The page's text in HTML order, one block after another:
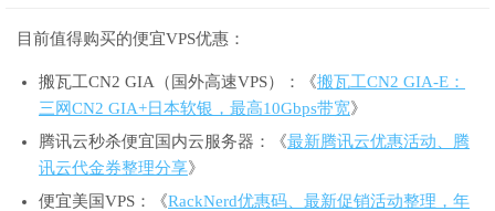
目前值得购买的便宜VPS优惠：
搬瓦工CN2 GIA（国外高速VPS）：《搬瓦工CN2 GIA-E：
三网CN2 GIA+日本软银，最高10Gbps带宽》
腾讯云秒杀便宜国内云服务器：《最新腾讯云优惠活动、腾
讯云代金券整理分享》
便宜美国VPS：《RackNerd优惠码、最新促销活动整理，年